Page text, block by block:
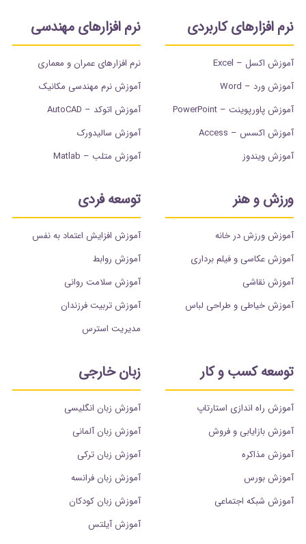
نرم افزارهای کاربردی
آموزش اکسل – Excel
آموزش ورد – Word
آموزش پاورپوینت – PowerPoint
آموزش اکسس – Access
آموزش ویندوز
نرم افزارهای مهندسی
نرم افزارهای عمران و معماری
آموزش نرم مهندسی مکانیک
آموزش اتوکد – AutoCAD
آموزش سالیدورک
آموزش متلب – Matlab
ورزش و هنر
آموزش ورزش در خانه
آموزش عکاسی و فیلم برداری
آموزش نقاشی
آموزش خیاطی و طراحی لباس
توسعه فردی
آموزش افزایش اعتماد به نفس
آموزش روابط
آموزش سلامت روانی
آموزش تربیت فرزندان
مدیریت استرس
توسعه کسب و کار
آموزش راه اندازی استارتاپ
آموزش بازایابی و فروش
آموزش مذاکره
آموزش بورس
آموزش شبکه اجتماعی
زبان خارجی
آموزش زبان انگلیسی
آموزش زبان آلمانی
آموزش زبان ترکی
آموزش زبان فرانسه
آموزش زبان کودکان
آموزش آیلتس